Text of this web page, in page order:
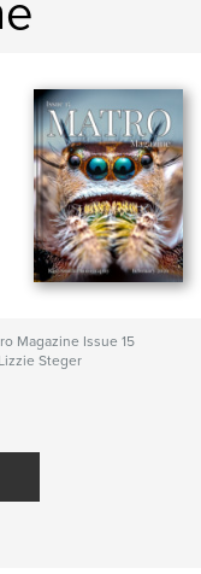
Magazine Issue 15
Steger